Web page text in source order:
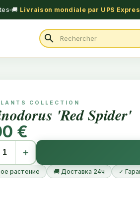
🚚 Livraison mondiale par UPS
search
COLLECTION
'Red Spider'
€
+
растение 🚚 Доставка 24ч ✓